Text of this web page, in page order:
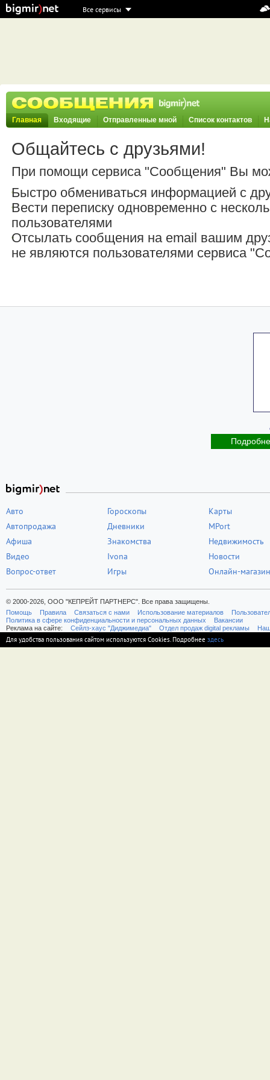
Все сервисы
Главная Входящие Отправленные мной Список контактов
Общайтесь с друзьями!
При помощи сервиса "Сообщения" Вы
Быстро обмениваться информацией с
Вести переписку одновременно с
пользователями
Отсылать сообщения на email вашим
не являются пользователями сервиса
Авто
Автопродажа
Афиша
Видео
Вопрос-ответ
Гороскопы
Дневники
Знакомства
Ivona
Игры
Карты
MPort
Недвижимость
Новости
Онлайн-магазин
© 2000-2026, ООО "КЕПРЕЙТ ПАРТНЕРС". Все права защищены.
Помощь
Правила Связаться с нами Использование материалов
Политика в сфере конфиденциальности и персональных данных
Вакансии
Реклама на сайте:
Cейлз-хаус "Диджимедиа" Отдел продаж digital рекламы
Для удобства пользования сайтом используются Cookies. Подробнее здесь